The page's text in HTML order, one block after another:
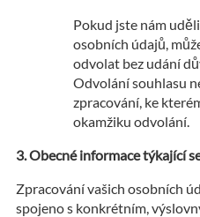
Pokud jste nám
osobních údajů,
odvolat bez udání
Odvolání souhlasu
zpracování, ke
okamžiku odvolání.
Obecné informace týkající
Zpracování vašich osobních
spojeno s konkrétním,